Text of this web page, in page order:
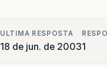
ULTIMA RESPOSTA
18 de jun. de 20031